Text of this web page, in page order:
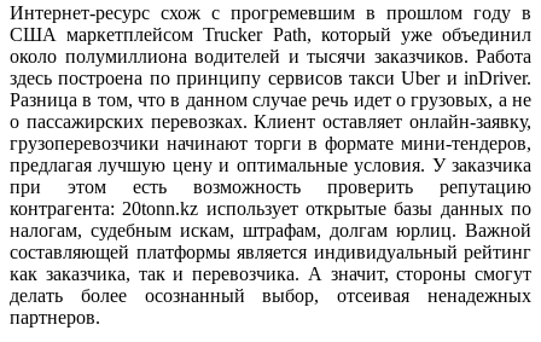
Интернет-ресурс схож с прогремевшим в прошлом году в
США маркетплейсом Trucker Path, который уже объединил
около полумиллиона водителей и тысячи заказчиков. Работа
здесь построена по принципу сервисов такси Uber и inDriver.
Разница в том, что в данном случае речь идет о грузовых, а не
о пассажирских перевозках. Клиент оставляет онлайн-заявку,
грузоперевозчики начинают торги в формате мини-тендеров,
предлагая лучшую цену и оптимальные условия. У заказчика
при этом есть возможность проверить репутацию
контрагента: 20tonn.kz использует открытые базы данных по
налогам, судебным искам, штрафам, долгам юрлиц. Важной
составляющей платформы является индивидуальный рейтинг
как заказчика, так и перевозчика. А значит, стороны смогут
делать более осознанный выбор, отсеивая ненадежных
партнеров.